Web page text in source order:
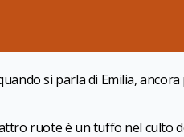
si parla di Emilia,
ruote è un tuffo nel culto